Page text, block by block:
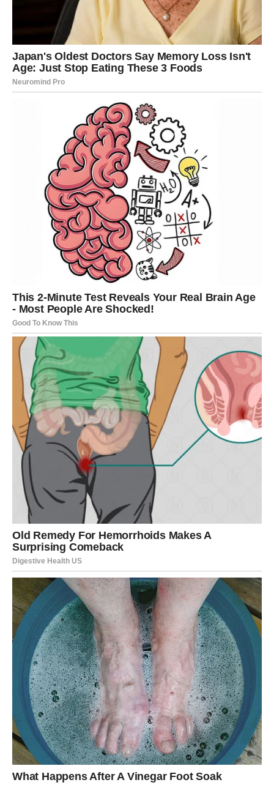
Ali sada si ti taj koji ima moć.
Ne reaguješ impulsivno.
Ti procenjuješ – i odlučuješ.
Moguće je i novo poznanstvo koje odmah budi snažnu
hemiju. Ali sada ne želiš samo strast. Želiš istinu.
PRIJATELJI I OKRUŽENJE –
RAZOTKRIVANJE LOJALNOSTI
Škorpija ne trpi dvoličnost. I sada dolazi period kada se
jasno vidi ko je uz tebe, a ko je bio samo iz koristi.
neko pokaže ljubomoru,
neko otkrije svoje pravo lice,
neko pokuša da manipuliše.
Ali ti sada vidiš jasno.
I nema druge šanse.
POSAO – ISTINA O MOĆI I
KONTROLI
Na poslovnom planu, moguće je razotkrivanje. Ti si znak
koji oseća ko igra prljavo.
Sada dolazi trenutak kada:
izlazi istina o nečijoj manipulaciji,
dobijaš priliku da preuzmeš kontrolu,
ili donosiš odluku da promeniš pravac.
Ovo je period transformacije.
Ili se penješ na viši nivo –
ili rušiš ono što više nema smisla.
NOVAC – SKRIVENE STVARI
IZLAZE NA VIDELO
Finansijski, može doći do razotkrivanja situacije koju nisi